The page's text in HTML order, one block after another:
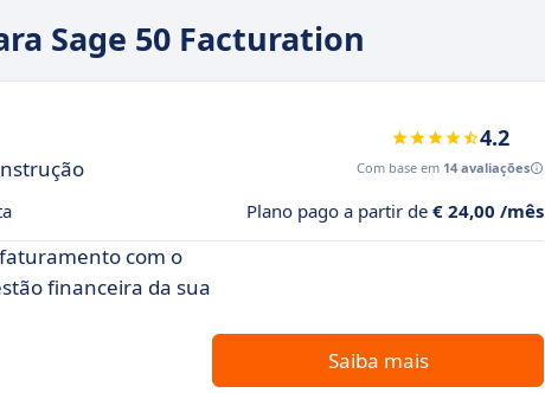
Sage 50 Facturation
4.2
Com base em 14 avaliações
Plano pago a partir de € 24,00 /mês
com o
financeira da sua
Saiba mais